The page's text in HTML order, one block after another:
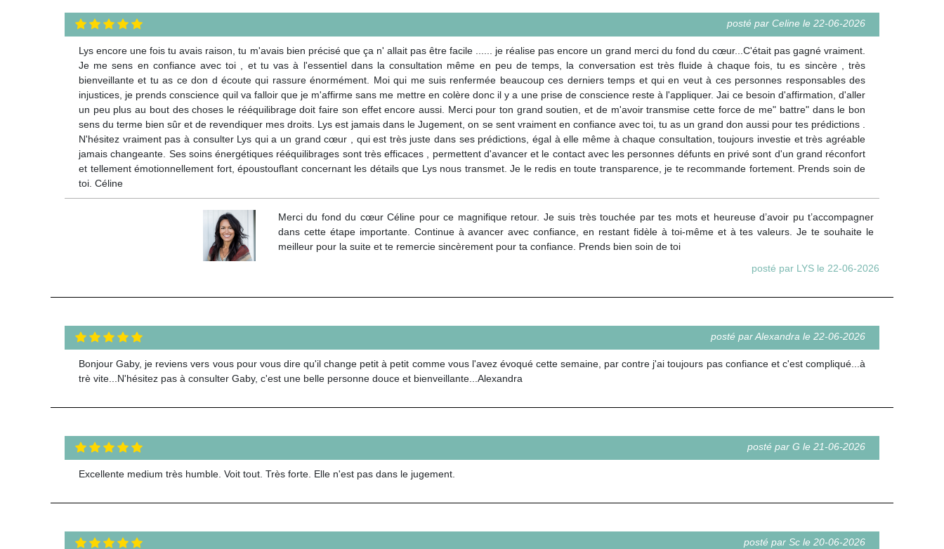
posté par Celine le 22-06-2026
Lys encore une fois tu avais raison, tu m'avais bien précisé que ça n' allait pas être facile ...... je réalise pas encore un grand merci du fond du cœur...C'était pas gagné vraiment.
Je me sens en confiance avec toi , et tu vas à l'essentiel dans la consultation même en peu de temps, la conversation est très fluide à chaque fois, tu es sincère , très
bienveillante et tu as ce don d écoute qui rassure énormément. Moi qui me suis renfermée beaucoup ces derniers temps et qui en veut à ces personnes responsables des
injustices, je prends conscience quil va falloir que je m'affirme sans me mettre en colère donc il y a une prise de conscience reste à l'appliquer. Jai ce besoin d'affirmation, d'aller
un peu plus au bout des choses le rééquilibrage doit faire son effet encore aussi. Merci pour ton grand soutien, et de m'avoir transmise cette force de me" battre" dans le bon
sens du terme bien sûr et de revendiquer mes droits. Lys est jamais dans le Jugement, on se sent vraiment en confiance avec toi, tu as un grand don aussi pour tes prédictions .
N'hésitez vraiment pas à consulter Lys qui a un grand cœur , qui est très juste dans ses prédictions, égal à elle même à chaque consultation, toujours investie et très agréable
jamais changeante. Ses soins énergétiques rééquilibrages sont très efficaces , permettent d'avancer et le contact avec les personnes défunts en privé sont d'un grand réconfort
et tellement émotionnellement fort, époustouflant concernant les détails que Lys nous transmet. Je le redis en toute transparence, je te recommande fortement. Prends soin de
toi. Céline
Merci du fond du cœur Céline pour ce magnifique retour. Je suis très touchée par tes mots et heureuse d’avoir pu t’accompagner
dans cette étape importante. Continue à avancer avec confiance, en restant fidèle à toi-même et à tes valeurs. Je te souhaite le
meilleur pour la suite et te remercie sincèrement pour ta confiance. Prends bien soin de toi
posté par LYS le 22-06-2026
posté par Alexandra le 22-06-2026
Bonjour Gaby, je reviens vers vous pour vous dire qu'il change petit à petit comme vous l'avez évoqué cette semaine, par contre j'ai toujours pas confiance et c'est compliqué...à
trè vite...N'hésitez pas à consulter Gaby, c'est une belle personne douce et bienveillante...Alexandra
posté par G le 21-06-2026
Excellente medium très humble. Voit tout. Très forte. Elle n'est pas dans le jugement.
posté par Sc le 20-06-2026